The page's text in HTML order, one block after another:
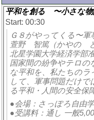
平和を創る 〜小さな物
Start: 00:30
Ｇ８がやってくる〜軍
萱野 智篤（かやの
北星学園大学経済学部
国家間の紛争やテロ
な平和を、私たちの
して、軍事問題だけ
る平和・人間の安全保
●会場：さっぽろ自由
●受講料：通し 一般